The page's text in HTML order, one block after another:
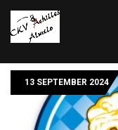
13 SEPTEMBER 2024